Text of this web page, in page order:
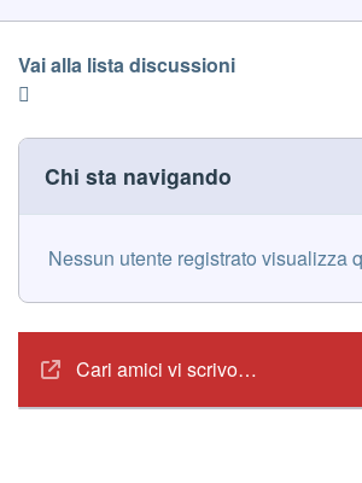
Vai alla lista discussioni
Chi sta navigando
Nessun utente registrato visualizza
Cari amici vi scrivo…